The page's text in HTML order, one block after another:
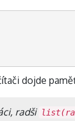
dojde
radši